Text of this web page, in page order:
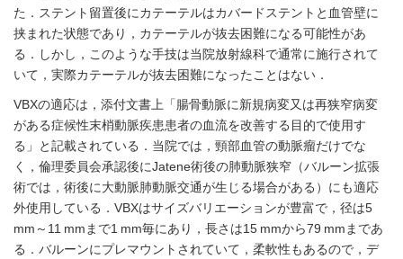
た．ステント留置後にカテーテルはカバードステントと血管壁に
挟まれた状態であり，カテーテルが抜去困難になる可能性があ
る．しかし，このような手技は当院放射線科で通常に施行されて
いて，実際カテーテルが抜去困難になったことはない．
VBXの適応は，添付文書上「腸骨動脈に新規病変又は再狭窄病変
がある症候性末梢動脈疾患患者の血流を改善する目的で使用す
る」と記載されている．当院では，頸部血管の動脈瘤だけでな
く，倫理委員会承認後にJatene術後の肺動脈狭窄（バルーン拡張
術では，術後に大動脈肺動脈交通が生じる場合がある）にも適応
外使用している．VBXはサイズバリエーションが豊富で，径は5
mm～11 mmまで1 mm毎にあり，長さは15 mmから79 mmまであ
る．バルーンにプレマウントされていて，柔軟性もあるので，デ